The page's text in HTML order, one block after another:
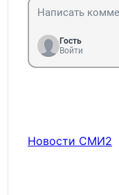
Гость
Войти
Новости СМИ2